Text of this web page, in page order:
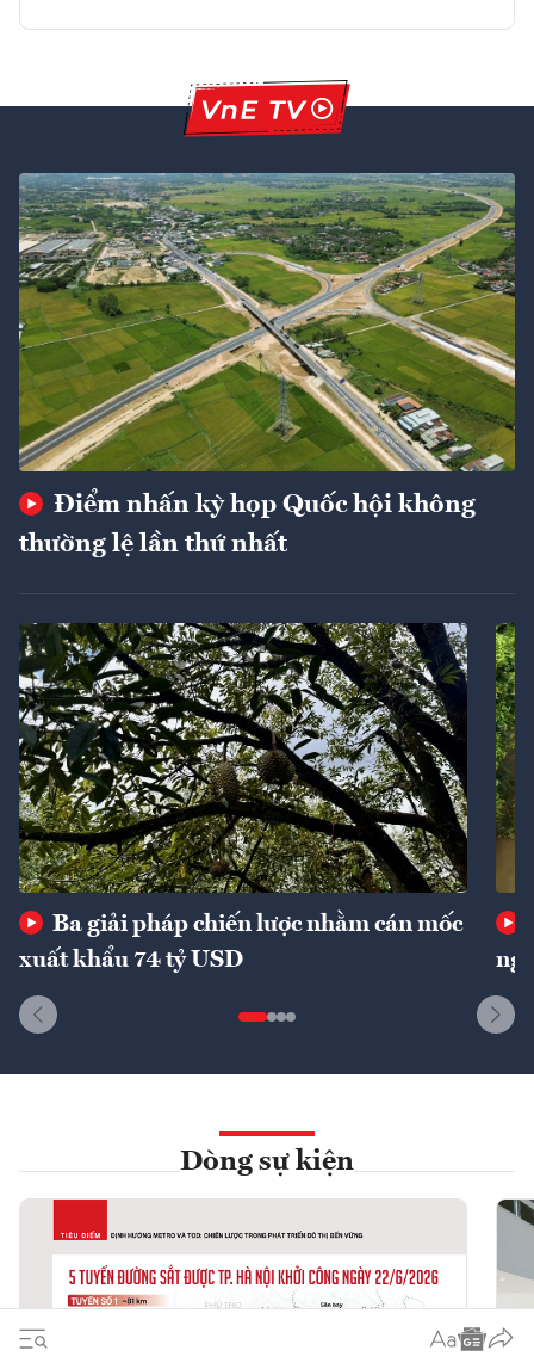
Điểm nhấn kỳ họp Quốc hội không
thường lệ lần thứ nhất
Ba giải pháp chiến lược nhằm cán mốc
xuất khẩu 74 tỷ USD
Dòng sự kiện